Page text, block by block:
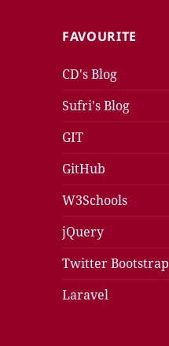
FAVOURITE
CD's Blog
Sufri's Blog
GIT
GitHub
W3Schools
jQuery
Twitter Bootstrap
Laravel